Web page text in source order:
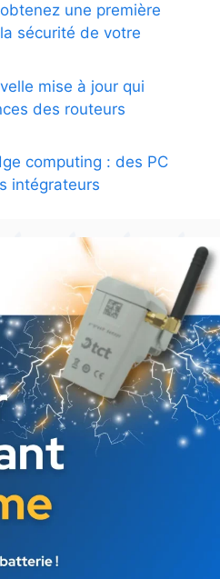
une première
sécurité de votre
mise à jour qui
des routeurs
computing : des PC
intégrateurs